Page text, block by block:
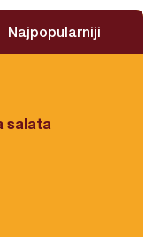
Najpopularniji
salata